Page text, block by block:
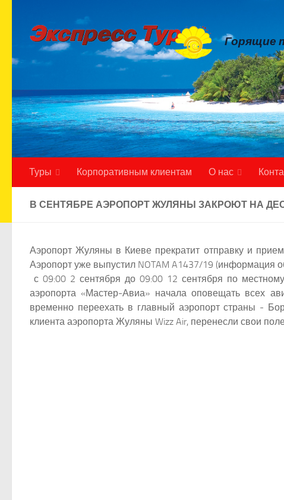
Skip to content
Горящие
Туры Корпоративным клиентам О нас
В СЕНТЯБРЕ АЭРОПОРТ ЖУЛЯНЫ ЗАКРОЮТ НА
Аэропорт Жуляны в Киеве прекратит отправку и
Аэропорт уже выпустил NOTAM A1437/19 (информация
с 09:00 2 сентября до 09:00 12 сентября по
аэропорта «Мастер-Авиа» начала оповещать всех
временно переехать в главный аэропорт страны -
клиента аэропорта Жуляны Wizz Air, перенесли свои